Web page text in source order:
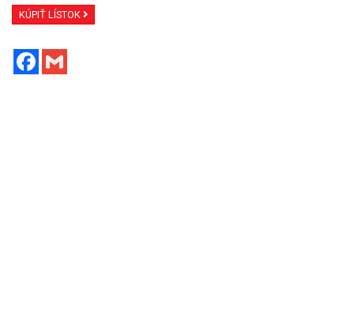
KÚPIŤ LÍSTOK
Facebook